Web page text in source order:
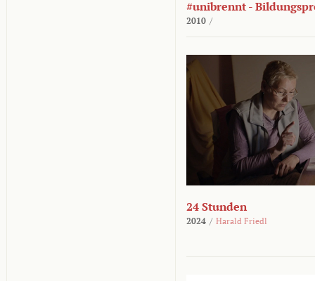
#unibrennt -
2010 /
24 Stunden
2024 / Harald Friedl